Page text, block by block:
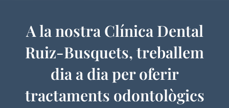
A la nostra Clínica Dental
Ruiz-Busquets, treballem
dia a dia per oferir
tractaments odontològics